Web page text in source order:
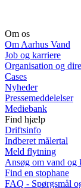
Om os
Om Aarhus Vand
Job og karriere
Organisation og
Cases
Nyheder
Pressemeddelelser
Mediebank
Find hjælp
Driftsinfo
Indberet målertal
Meld flytning
Ansøg om vand og
Find en stophane
FAQ - Spørgsmål